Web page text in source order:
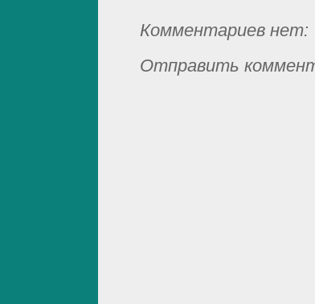
Комментариев нет:
Отправить